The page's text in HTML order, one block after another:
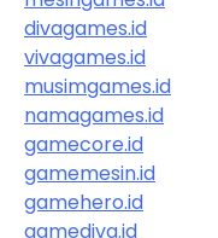
divagames.id
vivagames.id
musimgames.id
namagames.id
gamecore.id
gamemesin.id
gamehero.id
gamediva.id